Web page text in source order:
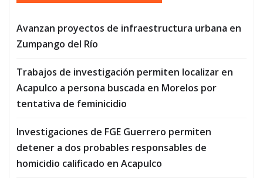
Avanzan proyectos de infraestructura urbana en
Zumpango del Río
Trabajos de investigación permiten localizar en
Acapulco a persona buscada en Morelos por
tentativa de feminicidio
Investigaciones de FGE Guerrero permiten
detener a dos probables responsables de
homicidio calificado en Acapulco